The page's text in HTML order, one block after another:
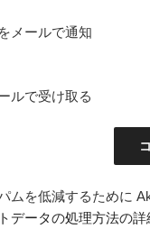
メールで通知
ルで受け取る
ムを低減するために
データの処理方法の